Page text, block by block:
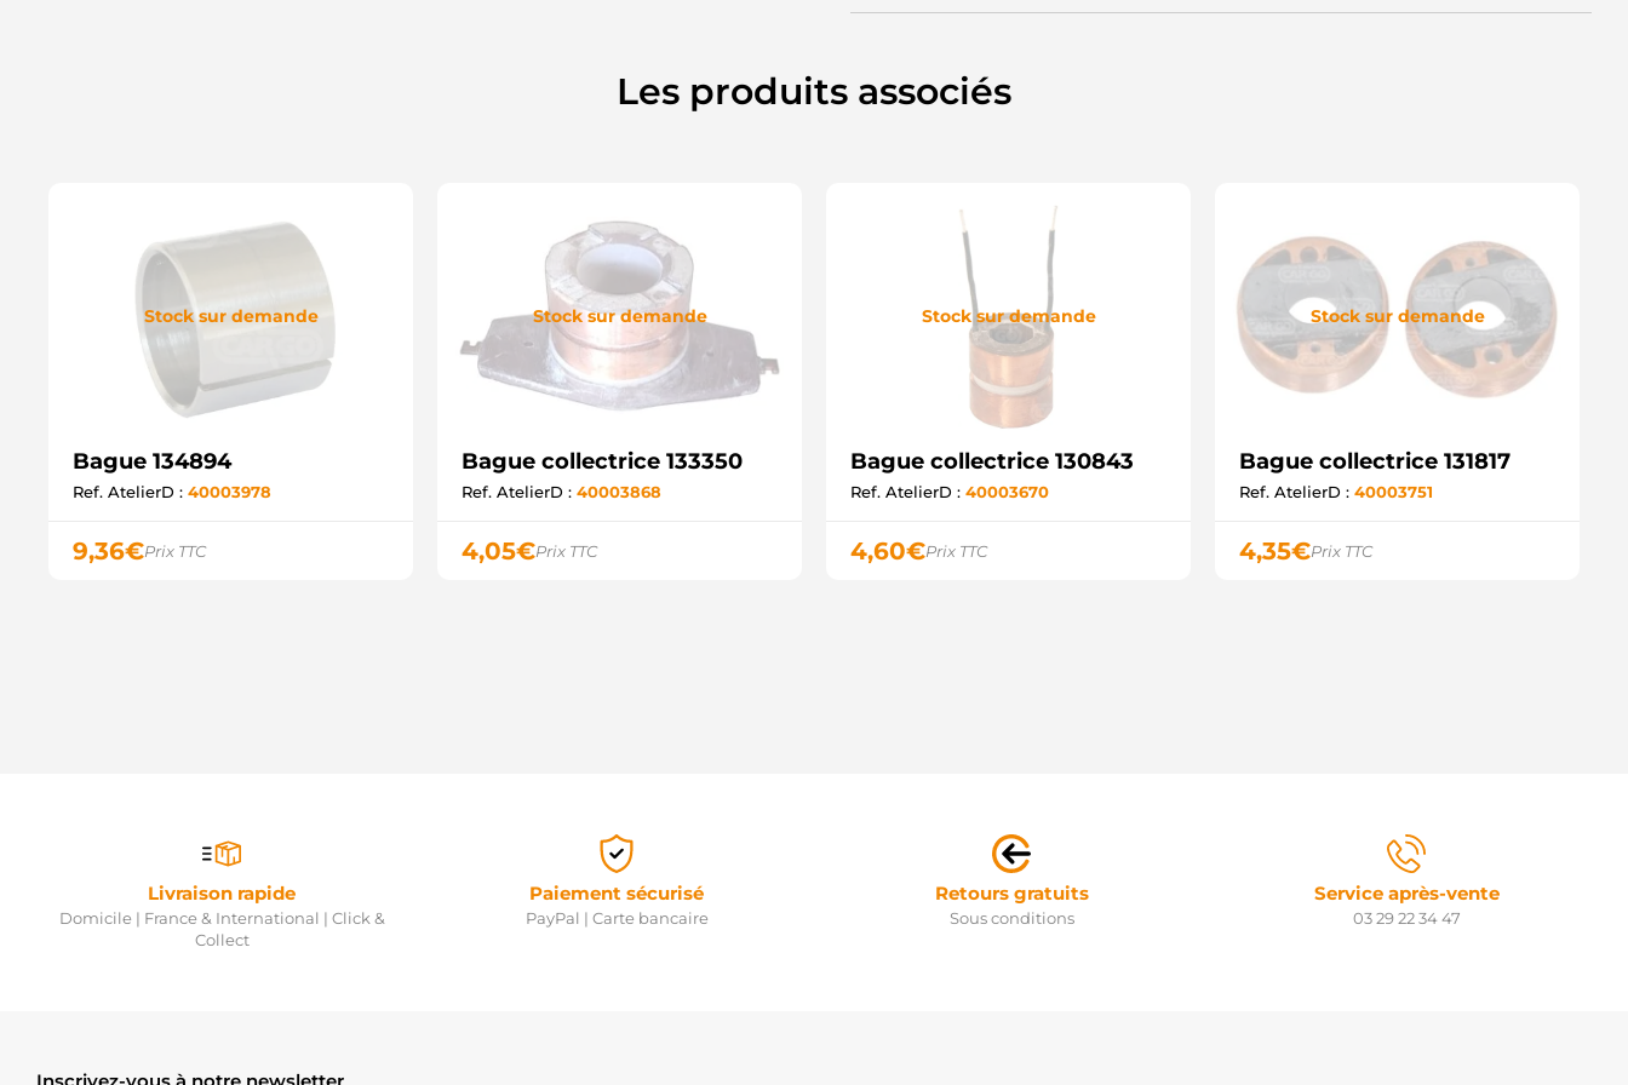
Les produits associés
Stock sur demande
Bague 134894
Ref. AtelierD : 40003978
9,36€Prix TTC
Stock sur demande
Bague collectrice 133350
Ref. AtelierD : 40003868
4,05€Prix TTC
Stock sur demande
Bague collectrice 130843
Ref. AtelierD : 40003670
4,60€Prix TTC
Stock sur demande
Bague collectrice 131817
Ref. AtelierD : 40003751
4,35€Prix TTC
Livraison rapide
Domicile | France & International | Click &
Collect
Paiement sécurisé
PayPal | Carte bancaire
Retours gratuits
Sous conditions
Service après-vente
03 29 22 34 47